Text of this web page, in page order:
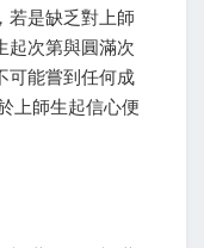
若是缺乏對上師
起次第與圓滿次
可能嘗到任何成
上師生起信心便